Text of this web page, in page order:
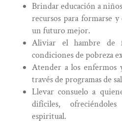
Brindar educación a
recursos para formarse
un futuro mejor.
Aliviar el hambre de
condiciones de pobreza
Atender a los enfermos
través de programas de
Llevar consuelo a
difíciles,
espiritual.